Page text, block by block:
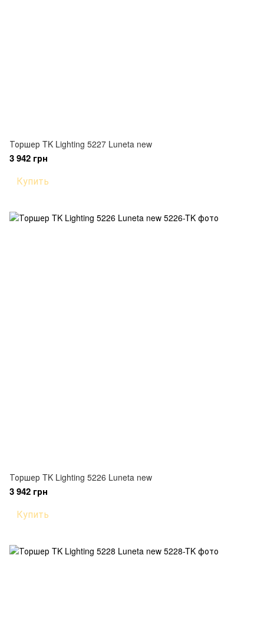
Торшер TK Lighting 5227 Luneta new
3 942 грн
Купить
Торшер TK Lighting 5226 Luneta new
3 942 грн
Купить